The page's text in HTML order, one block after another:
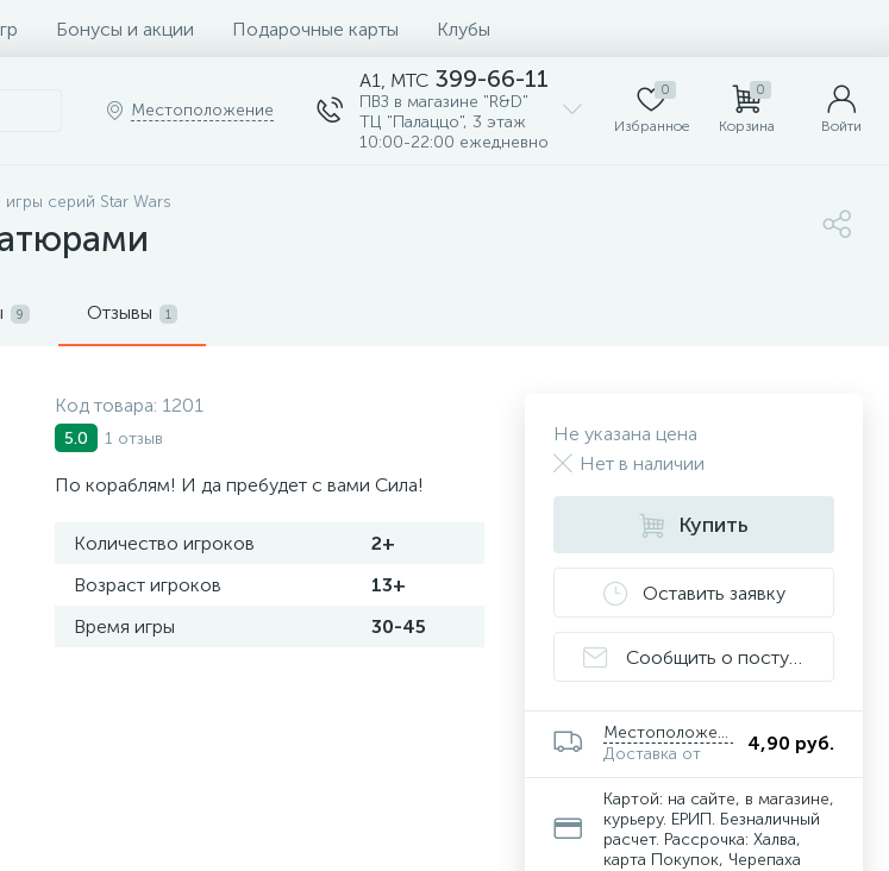
Бонусы и акции Подарочные карты Клубы
Местоположение
A1, MTC 399-66-11
ПВЗ в магазине "R&D"
ТЦ "Палаццо", 3 этаж
10:00-22:00 ежедневно
0
Избранное
0
Корзина Войти
серий Star Wars
9 Отзывы 1
Код товара: 1201
5.0 1 отзыв
По кораблям! И да пребудет с вами Сила!
Количество игроков
2+
Возраст игроков
13+
Время игры
30-45
Не указана цена
Нет в наличии
Купить
Оставить заявку
Сообщить о поступлении
Местоположение
Доставка от
4,90 руб.
Картой: на сайте, в магазине,
курьеру. ЕРИП. Безналичный
расчет. Рассрочка: Халва,
карта Покупок, Черепаха